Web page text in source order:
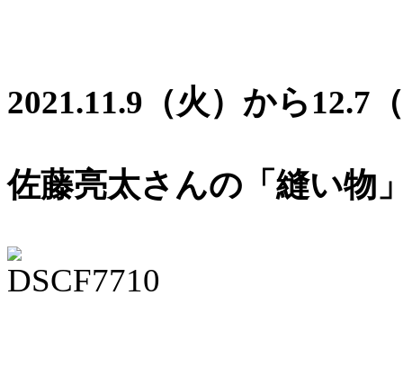
2021.11.9（火）から12.7
佐藤亮太さんの「縫い物